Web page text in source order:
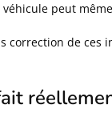
peut
correction de